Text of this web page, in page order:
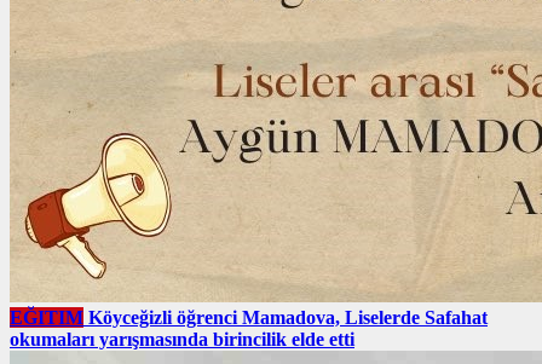
EĞITIM Köyceğizli öğrenci Mamadova, Liselerde Safahat
okumaları yarışmasında birincilik elde etti